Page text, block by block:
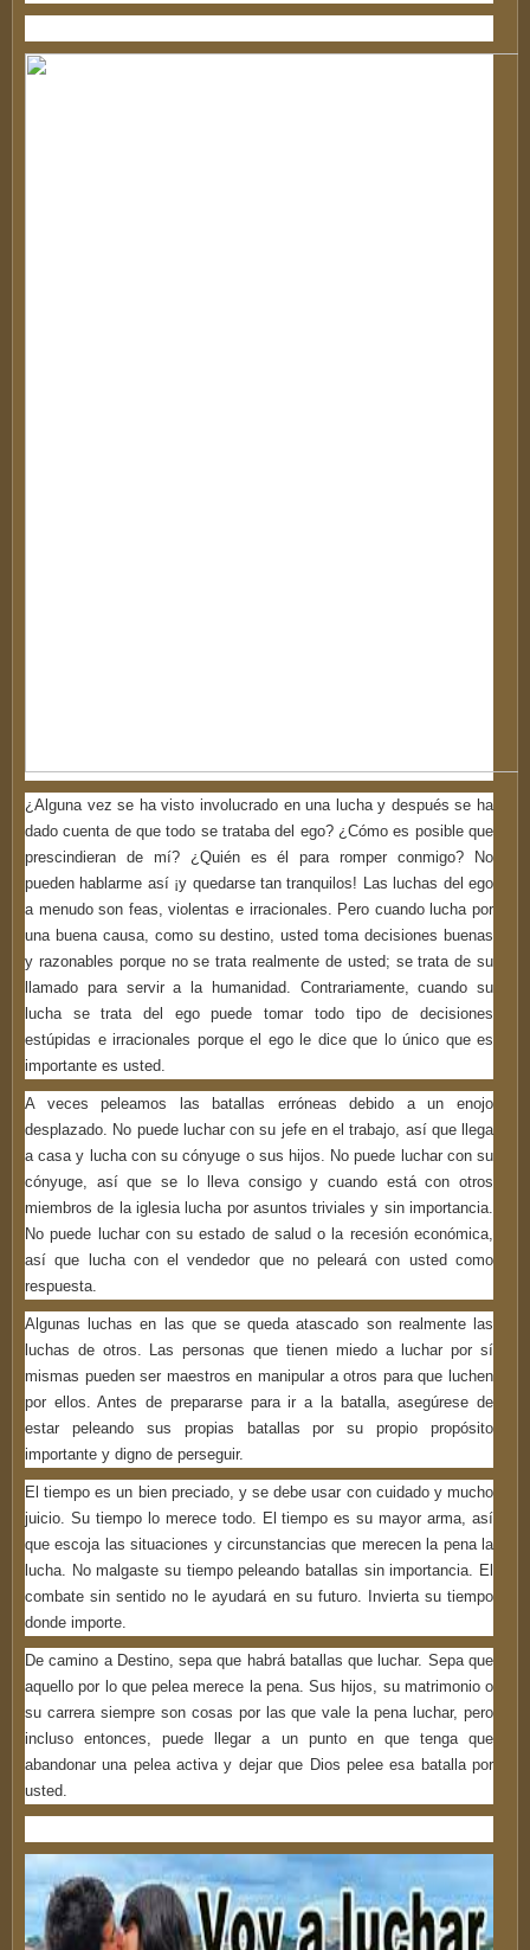
¿Alguna vez se ha visto involucrado en una lucha y después se ha
dado cuenta de que todo se trataba del ego? ¿Cómo es posible que
prescindieran de mí? ¿Quién es él para romper conmigo? No
pueden hablarme así ¡y quedarse tan tranquilos! Las luchas del ego
a menudo son feas, violentas e irracionales. Pero cuando lucha por
una buena causa, como su destino, usted toma decisiones buenas
y razonables porque no se trata realmente de usted; se trata de su
llamado para servir a la humanidad. Contrariamente, cuando su
lucha se trata del ego puede tomar todo tipo de decisiones
estúpidas e irracionales porque el ego le dice que lo único que es
importante es usted.
A veces peleamos las batallas erróneas debido a un enojo
desplazado. No puede luchar con su jefe en el trabajo, así que llega
a casa y lucha con su cónyuge o sus hijos. No puede luchar con su
cónyuge, así que se lo lleva consigo y cuando está con otros
miembros de la iglesia lucha por asuntos triviales y sin importancia.
No puede luchar con su estado de salud o la recesión económica,
así que lucha con el vendedor que no peleará con usted como
respuesta.
Algunas luchas en las que se queda atascado son realmente las
luchas de otros. Las personas que tienen miedo a luchar por sí
mismas pueden ser maestros en manipular a otros para que luchen
por ellos. Antes de prepararse para ir a la batalla, asegúrese de
estar peleando sus propias batallas por su propio propósito
importante y digno de perseguir.
El tiempo es un bien preciado, y se debe usar con cuidado y mucho
juicio. Su tiempo lo merece todo. El tiempo es su mayor arma, así
que escoja las situaciones y circunstancias que merecen la pena la
lucha. No malgaste su tiempo peleando batallas sin importancia. El
combate sin sentido no le ayudará en su futuro. Invierta su tiempo
donde importe.
De camino a Destino, sepa que habrá batallas que luchar. Sepa que
aquello por lo que pelea merece la pena. Sus hijos, su matrimonio o
su carrera siempre son cosas por las que vale la pena luchar, pero
incluso entonces, puede llegar a un punto en que tenga que
abandonar una pelea activa y dejar que Dios pelee esa batalla por
usted.